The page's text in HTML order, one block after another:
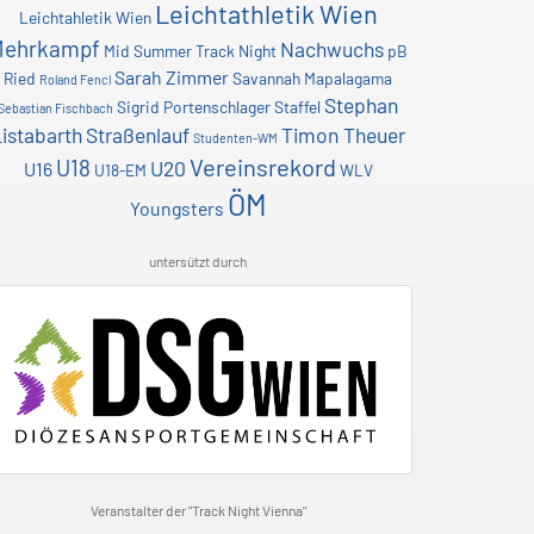
Leichtahletik Wien Leichtathletik Wien
Mid Summer Track Night Nachwuchs pB
Ried Roland Fencl Sarah ZimmerSavannah Mapalagama
Fischbach Sigrid PortenschlagerStaffel Stephan
Straßenlauf Studenten-WM Timon Theuer
U16 U18 U18-EM U20Vereinsrekord WLV
Youngsters ÖM
untersützt durch
Veranstalter der "Track Night Vienna"